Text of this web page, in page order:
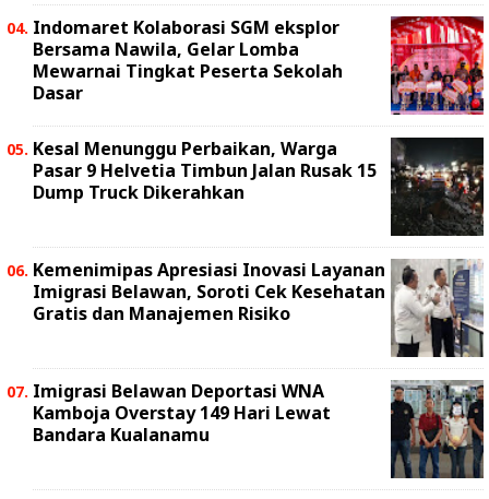
Indomaret Kolaborasi SGM eksplor
Bersama Nawila, Gelar Lomba
Mewarnai Tingkat Peserta Sekolah
Dasar
Kesal Menunggu Perbaikan, Warga
Pasar 9 Helvetia Timbun Jalan Rusak 15
Dump Truck Dikerahkan
Kemenimipas Apresiasi Inovasi Layanan
Imigrasi Belawan, Soroti Cek Kesehatan
Gratis dan Manajemen Risiko
Imigrasi Belawan Deportasi WNA
Kamboja Overstay 149 Hari Lewat
Bandara Kualanamu